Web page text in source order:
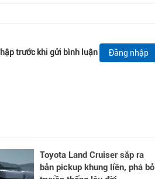
trước khi gửi bình luận Đăng nhập
Toyota Land Cruiser sắp ra
bản pickup khung liền, phá bỏ